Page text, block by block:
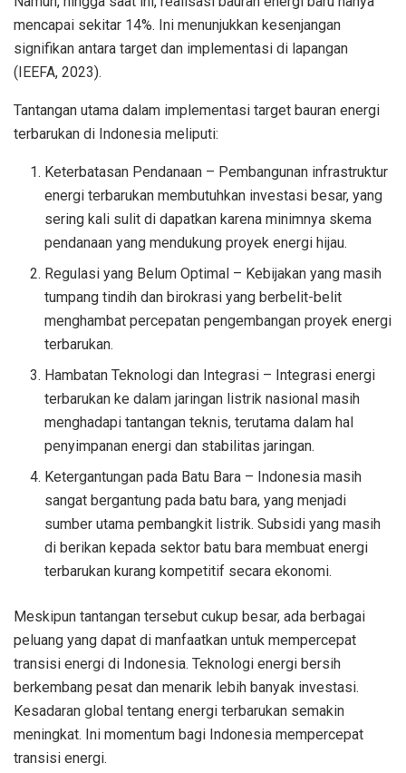
mencapai sekitar 14%. Ini menunjukkan kesenjangan
signifikan antara target dan implementasi di lapangan
(IEEFA, 2023).
Tantangan utama dalam implementasi target bauran energi
terbarukan di Indonesia meliputi:
Keterbatasan Pendanaan – Pembangunan infrastruktur
energi terbarukan membutuhkan investasi besar, yang
sering kali sulit di dapatkan karena minimnya skema
pendanaan yang mendukung proyek energi hijau.
Regulasi yang Belum Optimal – Kebijakan yang masih
tumpang tindih dan birokrasi yang berbelit-belit
menghambat percepatan pengembangan proyek energi
terbarukan.
Hambatan Teknologi dan Integrasi – Integrasi energi
terbarukan ke dalam jaringan listrik nasional masih
menghadapi tantangan teknis, terutama dalam hal
penyimpanan energi dan stabilitas jaringan.
Ketergantungan pada Batu Bara – Indonesia masih
sangat bergantung pada batu bara, yang menjadi
sumber utama pembangkit listrik. Subsidi yang masih
di berikan kepada sektor batu bara membuat energi
terbarukan kurang kompetitif secara ekonomi.
Meskipun tantangan tersebut cukup besar, ada berbagai
peluang yang dapat di manfaatkan untuk mempercepat
transisi energi di Indonesia. Teknologi energi bersih
berkembang pesat dan menarik lebih banyak investasi.
Kesadaran global tentang energi terbarukan semakin
meningkat. Ini momentum bagi Indonesia mempercepat
transisi energi.